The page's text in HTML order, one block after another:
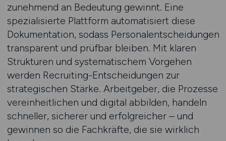
zunehmend an Bedeutung gewinnt. Eine
spezialisierte Plattform automatisiert diese
Dokumentation, sodass Personalentscheidungen
transparent und prüfbar bleiben. Mit klaren
Strukturen und systematischem Vorgehen
werden Recruiting-Entscheidungen zur
strategischen Stärke. Arbeitgeber, die Prozesse
vereinheitlichen und digital abbilden, handeln
schneller, sicherer und erfolgreicher – und
gewinnen so die Fachkräfte, die sie wirklich